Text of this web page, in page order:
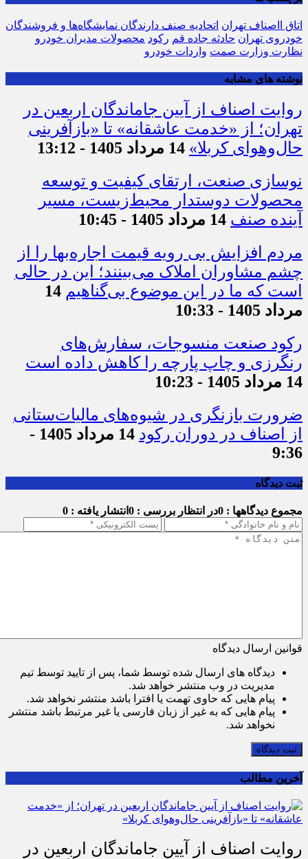
اتاق ااصناف تهران اتحادیه صنف دارندگان نمایشگاه‌ها و فروشندگان
خودروی تهران حادثه جاده قم رکود محصولات مدیران خودرو
نظارت وزارت صمت واردات خودرو
نوشته های مشابه
روایت اصناف از آیین جاماندگان اربعین در
تهران؛ از «خدمت عاشقانه» تا «بازآفرینی
حال‌وهوای کربلا» 14 مرداد 1405 - 13:12
نوسازی صنعت، ارتقای کیفیت و توسعه
محصولات دوستدار محیط‌زیست، مسیر
آینده صنف 14 مرداد 1405 - 10:45
مردم افزایش بی رویه قیمت اجاره‌بها را از
چشم مشاوران املاک می‌بینند؛ این در حالی
است که ما در این موضوع بی‌گناهیم 14
مرداد 1405 - 10:33
رکود صنعت منسوجات، سفارش‌های
رنگرزی و چاپ پارچه را کاهش داده است
14 مرداد 1405 - 10:23
ضرورت بازنگری در شیوه‌های مالیات‌ستانی
از اصناف در دوران رکود
14 مرداد 1405 -
9:36
ثبت دیدگاه
مجموع دیدگاهها : 0 در انتظار بررسی : 0 انتشار یافته : 0
قوانین ارسال دیدگاه
دیدگاه های ارسال شده توسط شما، پس از تایید توسط تیم
مدیریت در وب منتشر خواهد شد.
پیام هایی که حاوی تهمت یا افترا باشد منتشر نخواهد شد.
پیام هایی که به غیر از زبان فارسی یا غیر مرتبط باشد منتشر
نخواهد شد.
ثبت دیدگاه
آخرین مطالب
روایت اصناف از آیین جاماندگان اربعین در